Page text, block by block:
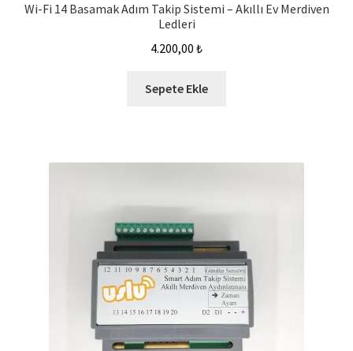
Wi-Fi 14 Basamak Adım Takip Sistemi – Akıllı Ev Merdiven
Ledleri
4.200,00 ₺
Sepete Ekle